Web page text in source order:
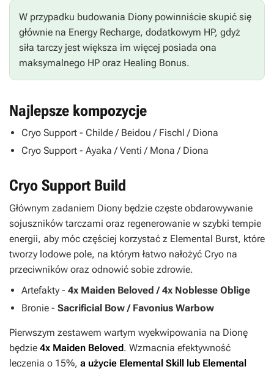
W przypadku budowania Diony powinniście skupić się
głównie na Energy Recharge, dodatkowym HP, gdyż
siła tarczy jest większa im więcej posiada ona
maksymalnego HP oraz Healing Bonus.
Najlepsze kompozycje
Cryo Support - Childe / Beidou / Fischl / Diona
Cryo Support - Ayaka / Venti / Mona / Diona
Cryo Support Build
Głównym zadaniem Diony będzie częste obdarowywanie
sojuszników tarczami oraz regenerowanie w szybki tempie
energii, aby móc częściej korzystać z Elemental Burst, które
tworzy lodowe pole, na którym łatwo nałożyć Cryo na
przeciwników oraz odnowić sobie zdrowie.
Artefakty - 4x Maiden Beloved / 4x Noblesse Oblige
Bronie - Sacrificial Bow / Favonius Warbow
Pierwszym zestawem wartym wyekwipowania na Dionę
będzie 4x Maiden Beloved. Wzmacnia efektywność
leczenia o 15%, a użycie Elemental Skill lub Elemental